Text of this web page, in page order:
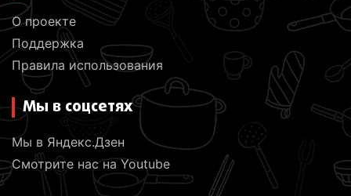
О проекте
Поддержка
Правила использования
Мы в соцсетях
Мы в Яндекс.Дзен
Смотрите нас на Youtube